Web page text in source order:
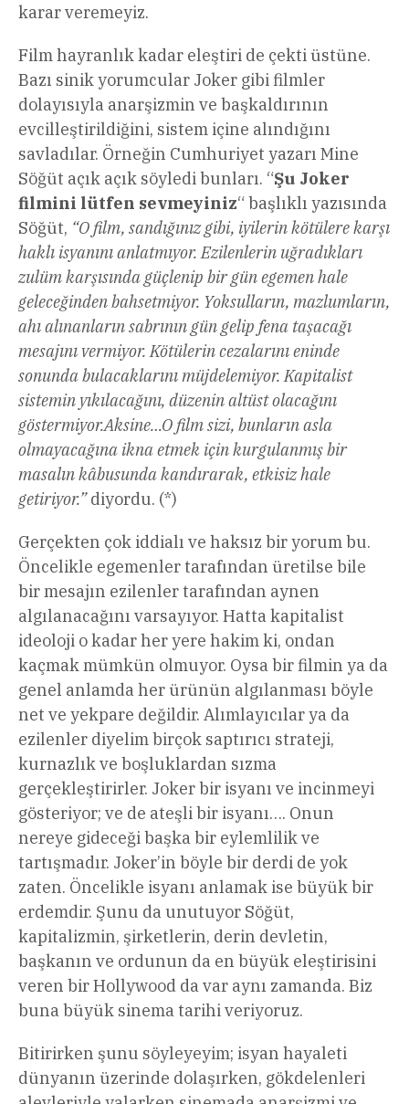
karar veremeyiz.
Film hayranlık kadar eleştiri de çekti üstüne.
Bazı sinik yorumcular Joker gibi filmler
dolayısıyla anarşizmin ve başkaldırının
evcilleştirildiğini, sistem içine alındığını
savladılar. Örneğin Cumhuriyet yazarı Mine
Söğüt açık açık söyledi bunları. “Şu Joker
filmini lütfen sevmeyiniz“ başlıklı yazısında
Söğüt, “O film, sandığınız gibi, iyilerin kötülere karşı
haklı isyanını anlatmıyor. Ezilenlerin uğradıkları
zulüm karşısında güçlenip bir gün egemen hale
geleceğinden bahsetmiyor. Yoksulların, mazlumların,
ahı alınanların sabrının gün gelip fena taşacağı
mesajını vermiyor. Kötülerin cezalarını eninde
sonunda bulacaklarını müjdelemiyor. Kapitalist
sistemin yıkılacağını, düzenin altüst olacağını
göstermiyor.Aksine…O film sizi, bunların asla
olmayacağına ikna etmek için kurgulanmış bir
masalın kâbusunda kandırarak, etkisiz hale
getiriyor.”diyordu. (*)
Gerçekten çok iddialı ve haksız bir yorum bu.
Öncelikle egemenler tarafından üretilse bile
bir mesajın ezilenler tarafından aynen
algılanacağını varsayıyor. Hatta kapitalist
ideoloji o kadar her yere hakim ki, ondan
kaçmak mümkün olmuyor. Oysa bir filmin ya da
genel anlamda her ürünün algılanması böyle
net ve yekpare değildir. Alımlayıcılar ya da
ezilenler diyelim birçok saptırıcı strateji,
kurnazlık ve boşluklardan sızma
gerçekleştirirler. Joker bir isyanı ve incinmeyi
gösteriyor; ve de ateşli bir isyanı…. Onun
nereye gideceği başka bir eylemlilik ve
tartışmadır. Joker’in böyle bir derdi de yok
zaten. Öncelikle isyanı anlamak ise büyük bir
erdemdir. Şunu da unutuyor Söğüt,
kapitalizmin, şirketlerin, derin devletin,
başkanın ve ordunun da en büyük eleştirisini
veren bir Hollywood da var aynı zamanda. Biz
buna büyük sinema tarihi veriyoruz.
Bitirirken şunu söyleyeyim; isyan hayaleti
dünyanın üzerinde dolaşırken, gökdelenleri